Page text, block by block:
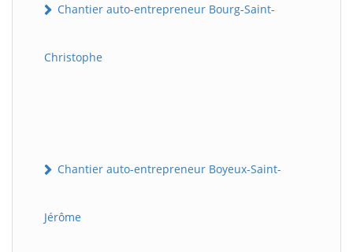
Chantier auto-entrepreneur Bourg-Saint-
Christophe
Chantier auto-entrepreneur Boyeux-Saint-
Jérôme